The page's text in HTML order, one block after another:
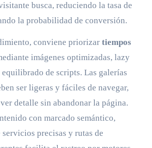
busca, reduciendo la tasa de
la probabilidad de conversión.
conviene priorizar tiempos
imágenes optimizadas, lazy
de scripts. Las galerías
ser ligeras y fáciles de navegar,
detalle sin abandonar la página.
con marcado semántico,
precisas y rutas de